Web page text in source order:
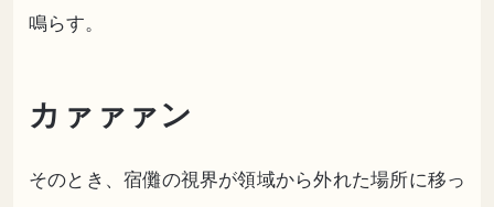
鳴らす。
カァァァン
そのとき、宿儺の視界が領域から外れた場所に移っ